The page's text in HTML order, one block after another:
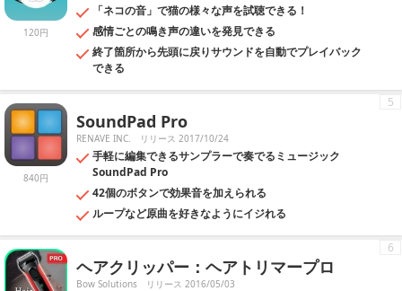
120円
「ネコの音」で猫の様々な声を試聴できる！
感情ごとの鳴き声の違いを発見できる
終了箇所から先頭に戻りサウンドを自動でプレイバック
できる
840円
SoundPad Pro
RENAVE INC. リリース 2017/10/24
手軽に編集できるサンプラーで奏でるミュージック
SoundPad Pro
42個のボタンで効果音を加えられる
ループなど原曲を好きなようにイジれる
5
ヘアクリッパー：ヘアトリマープロ
Bow Solutions リリース 2016/05/03
6